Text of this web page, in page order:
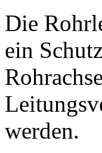
Die
ein
werden.